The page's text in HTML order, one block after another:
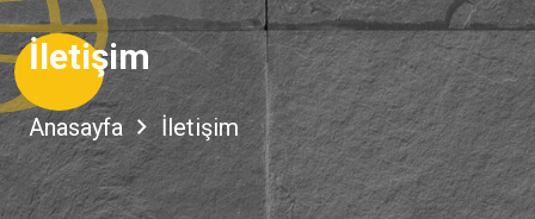
İletişim
Anasayfa İletişim